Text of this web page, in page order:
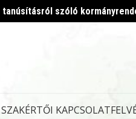
tanúsításról szóló
SZAKÉRTŐI